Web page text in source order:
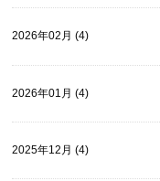
2026年02月 (4)
2026年01月 (4)
2025年12月 (4)